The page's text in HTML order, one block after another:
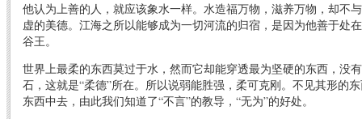
他认为上善的人，就应该象水一样。水造福万物，滋养万物，却不
虚的美德。江海之所以能够成为一切河流的归宿，是因为他善于处
谷王。
世界上最柔的东西莫过于水，然而它却能穿透最为坚硬的东西，没
石，这就是“柔德”所在。所以说弱能胜强，柔可克刚。不见其形的
东西中去，由此我们知道了“不言”的教导，“无为”的好处。